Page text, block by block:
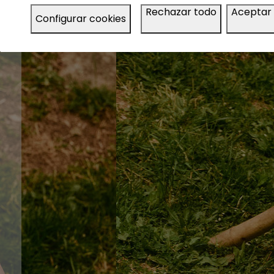
Configurar cookies Rechazar todo Aceptar